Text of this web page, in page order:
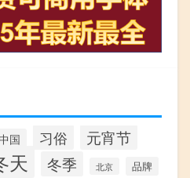
国 习俗 元宵节
天 冬季 北京 品牌